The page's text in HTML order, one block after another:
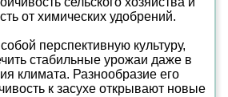
от химических удобрений.
перспективную культуру,
стабильные урожаи даже в
климата. Разнообразие его
к засухе открывают новые